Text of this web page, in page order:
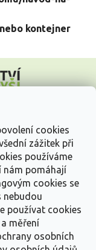
cookies
zážitek při
používáme
nám pomáhají
cookies se
nebudou
používat cookies
měření
osobních
kontejner